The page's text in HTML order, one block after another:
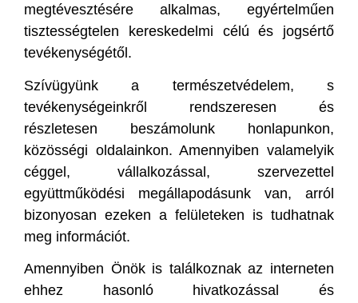
megtévesztésére alkalmas, egyértelműen
tisztességtelen kereskedelmi célú és jogsértő
tevékenységétől.
Szívügyünk a természetvédelem, s
tevékenységeinkről rendszeresen és
részletesen beszámolunk honlapunkon,
közösségi oldalainkon. Amennyiben valamelyik
céggel, vállalkozással, szervezettel
együttműködési megállapodásunk van, arról
bizonyosan ezeken a felületeken is tudhatnak
meg információt.
Amennyiben Önök is találkoznak az interneten
ehhez hasonló hivatkozással és